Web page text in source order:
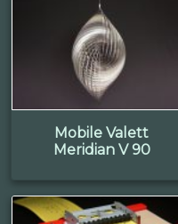
Mobile Valett
Meridian V 90